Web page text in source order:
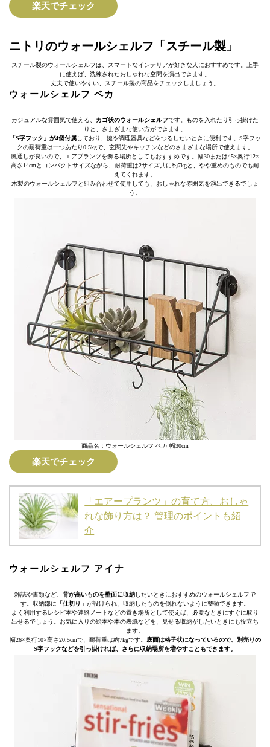
楽天でチェック
ニトリのウォールシェルフ「スチール製」
スチール製のウォールシェルフは、スマートなインテリアが好きな人におすすめです。上手
に使えば、洗練されたおしゃれな空間を演出できます。
丈夫で使いやすい、スチール製の商品をチェックしましょう。
ウォールシェルフ ベカ
カジュアルな雰囲気で使える、 カゴ状のウォールシェルフです。ものを入れたり引っ掛けた
りと、さまざまな使い方ができます。
「S字フック」が4個付属しており、鍵や調理器具などをつるしたいときに便利です。S字フッ
クの耐荷重は一つあたり0.5kgで、玄関先やキッチンなどのさまざまな場所で使えます。
風通しが良いので、エアプランツを飾る場所としてもおすすめです。幅30または45×奥行12×
高さ14cmとコンパクトサイズながら、耐荷重は2サイズ共に約7kgと、やや重めのものでも耐
えてくれます。
木製のウォールシェルフと組み合わせて使用しても、おしゃれな雰囲気を演出できるでしょ
う。
商品名：ウォールシェルフ ベカ 幅30cm
楽天でチェック
「エアープランツ」の育て方、おしゃ
れな飾り方は？ 管理のポイントも紹
介
ウォールシェルフ アイナ
雑誌や書類など、 背が高いものを壁面に収納したいときにおすすめのウォールシェルフで
す。収納部に 「仕切り」 が設けられ、収納したものを倒れないように整頓できます。
よく利用するレシピ本や連絡ノートなどの置き場所として使えば、必要なときにすぐに取り
出せるでしょう。お気に入りの絵本や本の表紙などを、見せる収納がしたいときにも役立ち
ます。
幅26×奥行10×高さ20.5cmで、耐荷重は約7kgです。
底面は格子状になっているので、別売りの
S字フックなどを引っ掛ければ、さらに収納場所を増やすこともできます。